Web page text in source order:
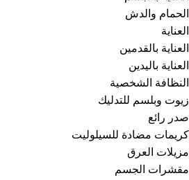
الحمام والدش
العناية
العناية بالقدمين
العناية باليدين
النظافة الشخصية
زيوت وبلسم للتدليك
صدر رائع
كريمات مضادة للسيلوليت
مزيلات العرق
مقشرات الجسم